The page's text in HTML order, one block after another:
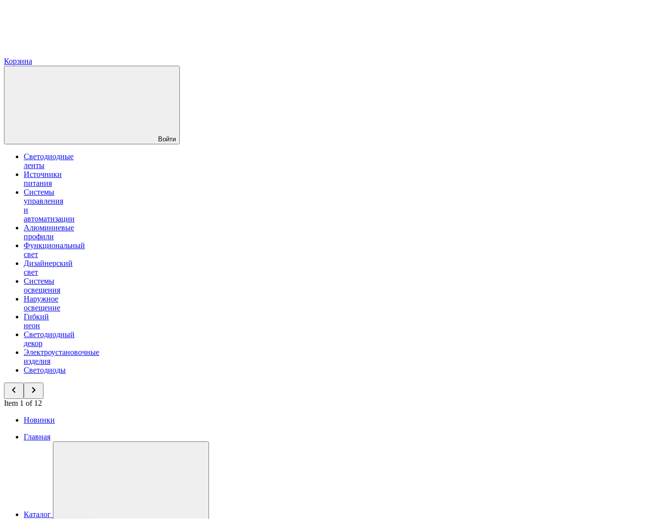
Корзина
Войти
Светодиодные
ленты
Источники
питания
Системы
управления
и
автоматизации
Алюминиевые
профили
Функциональный
свет
Дизайнерский
свет
Системы
освещения
Наружное
освещение
Гибкий
неон
Светодиодный
декор
Электроустановочные
изделия
Светодиоды
Item 1 of 12
Новинки
Главная
Каталог